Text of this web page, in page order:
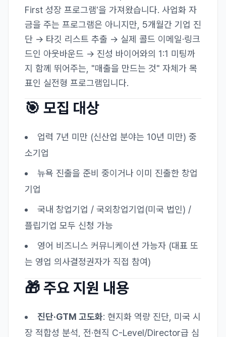
First 성장 프로그램'을 가져왔습니다. 사업화 자
금을 주는 프로그램은 아니지만, 5개월간 기업 진
단 → 타깃 리스트 추출 → 실제 콜드 이메일·링크
드인 아웃바운드 → 진성 바이어와의 1:1 미팅까
지 함께 뛰어주는, "매출을 만드는 것" 자체가 목
표인 실전형 프로그램입니다.
🎯 모집 대상
업력 7년 미만 (신산업 분야는 10년 미만) 중
소기업
뉴욕 진출을 준비 중이거나 이미 진출한 창업
기업
국내 창업기업 / 국외창업기업(미국 법인) /
플립기업 모두 신청 가능
영어 비즈니스 커뮤니케이션 가능자 (대표 또
는 영업 의사결정권자가 직접 참여)
🎁 주요 지원 내용
진단·GTM 고도화: 현지화 역량 진단, 미국 시
장 적합성 분석, 전·현직 C-Level/Director급 심